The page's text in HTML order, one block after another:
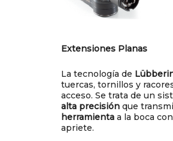
Extensiones Planas
La tecnología de
tuercas, tornillos y
acceso. Se trata de un
alta precisión que
herramienta a la boca
apriete.